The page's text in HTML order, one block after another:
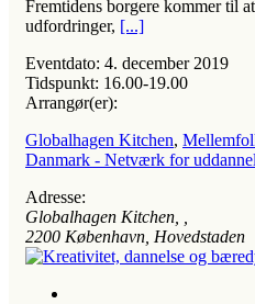
Fremtidens borgere kommer til
udfordringer, [...]
Eventdato: 4. december 2019
Tidspunkt: 16.00-19.00
Arrangør(er):
Globalhagen Kitchen,
Danmark - Netværk for
Adresse:
Globalhagen Kitchen
2200 København, Hovedstaden